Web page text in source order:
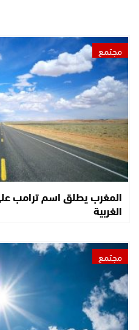
مجتمع
المغرب يطلق اسم ترامب
الغربية
مجتمع